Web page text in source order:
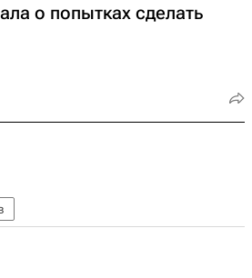
о попытках сделать